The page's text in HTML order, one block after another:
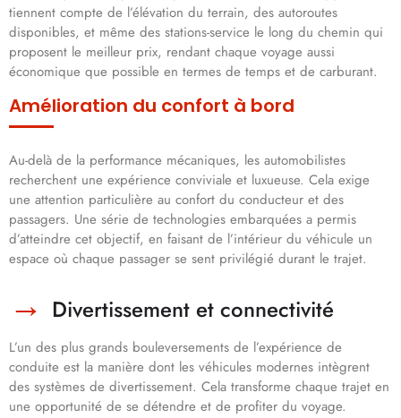
tiennent compte de l’élévation du terrain, des autoroutes
disponibles, et même des stations-service le long du chemin qui
proposent le meilleur prix, rendant chaque voyage aussi
économique que possible en termes de temps et de carburant.
Amélioration du confort à bord
Au-delà de la performance mécaniques, les automobilistes
recherchent une expérience conviviale et luxueuse. Cela exige
une attention particulière au confort du conducteur et des
passagers. Une série de technologies embarquées a permis
d’atteindre cet objectif, en faisant de l’intérieur du véhicule un
espace où chaque passager se sent privilégié durant le trajet.
Divertissement et connectivité
L’un des plus grands bouleversements de l’expérience de
conduite est la manière dont les véhicules modernes intègrent
des systèmes de divertissement. Cela transforme chaque trajet en
une opportunité de se détendre et de profiter du voyage.